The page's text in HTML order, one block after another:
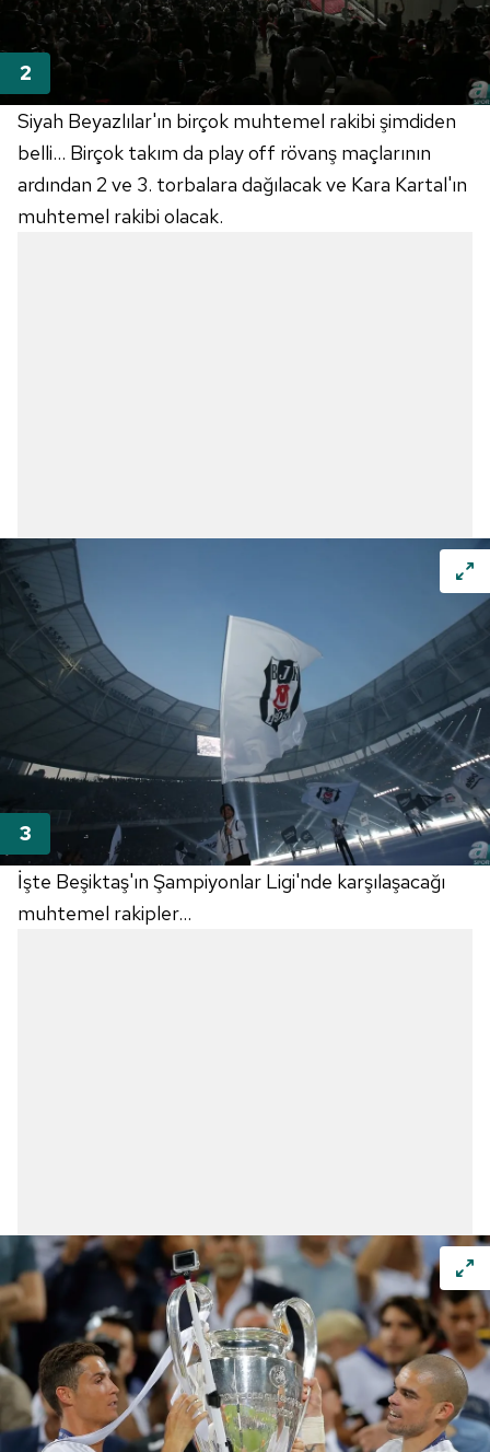
Siyah Beyazlılar'ın birçok muhtemel rakibi şimdiden
belli... Birçok takım da play off rövanş maçlarının
ardından 2 ve 3. torbalara dağılacak ve Kara Kartal'ın
muhtemel rakibi olacak.
İşte Beşiktaş'ın Şampiyonlar Ligi'nde karşılaşacağı
muhtemel rakipler...